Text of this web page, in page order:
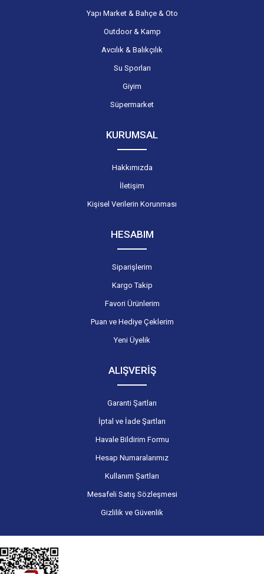
Yapı Market & Bahçe & Oto
Outdoor & Kamp
Avcılık & Balıkçılık
Su Sporları
Giyim
Süpermarket
KURUMSAL
Hakkımızda
İletişim
Kişisel Verilerin Korunması
HESABIM
Siparişlerim
Kargo Takip
Favori Ürünlerim
Puan ve Hediye Çeklerim
Yeni Üyelik
ALIŞVERİŞ
Garanti Şartları
İptal ve İade Şartları
Havale Bildirim Formu
Hesap Numaralarımız
Kullanım Şartları
Mesafeli Satış Sözleşmesi
Gizlilik ve Güvenlik